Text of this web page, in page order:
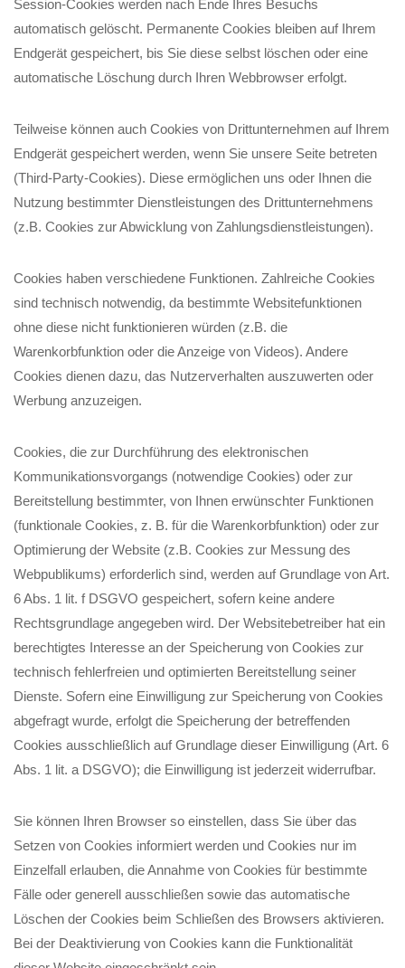
Session-Cookies werden nach Ende Ihres Besuchs
automatisch gelöscht. Permanente Cookies bleiben auf Ihrem
Endgerät gespeichert, bis Sie diese selbst löschen oder eine
automatische Löschung durch Ihren Webbrowser erfolgt.
Teilweise können auch Cookies von Drittunternehmen auf Ihrem
Endgerät gespeichert werden, wenn Sie unsere Seite betreten
(Third-Party-Cookies). Diese ermöglichen uns oder Ihnen die
Nutzung bestimmter Dienstleistungen des Drittunternehmens
(z.B. Cookies zur Abwicklung von Zahlungsdienstleistungen).
Cookies haben verschiedene Funktionen. Zahlreiche Cookies
sind technisch notwendig, da bestimmte Websitefunktionen
ohne diese nicht funktionieren würden (z.B. die
Warenkorbfunktion oder die Anzeige von Videos). Andere
Cookies dienen dazu, das Nutzerverhalten auszuwerten oder
Werbung anzuzeigen.
Cookies, die zur Durchführung des elektronischen
Kommunikationsvorgangs (notwendige Cookies) oder zur
Bereitstellung bestimmter, von Ihnen erwünschter Funktionen
(funktionale Cookies, z. B. für die Warenkorbfunktion) oder zur
Optimierung der Website (z.B. Cookies zur Messung des
Webpublikums) erforderlich sind, werden auf Grundlage von Art.
6 Abs. 1 lit. f DSGVO gespeichert, sofern keine andere
Rechtsgrundlage angegeben wird. Der Websitebetreiber hat ein
berechtigtes Interesse an der Speicherung von Cookies zur
technisch fehlerfreien und optimierten Bereitstellung seiner
Dienste. Sofern eine Einwilligung zur Speicherung von Cookies
abgefragt wurde, erfolgt die Speicherung der betreffenden
Cookies ausschließlich auf Grundlage dieser Einwilligung (Art. 6
Abs. 1 lit. a DSGVO); die Einwilligung ist jederzeit widerrufbar.
Sie können Ihren Browser so einstellen, dass Sie über das
Setzen von Cookies informiert werden und Cookies nur im
Einzelfall erlauben, die Annahme von Cookies für bestimmte
Fälle oder generell ausschließen sowie das automatische
Löschen der Cookies beim Schließen des Browsers aktivieren.
Bei der Deaktivierung von Cookies kann die Funktionalität